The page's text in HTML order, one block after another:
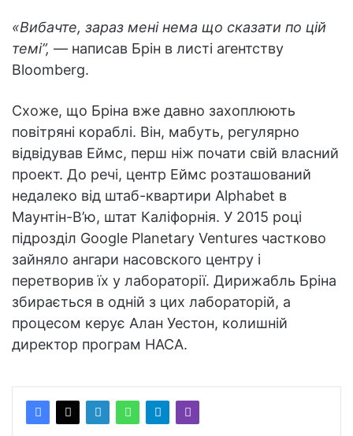
«Вибачте, зараз мені нема що сказати по цій
темі”, — написав Брін в листі агентству
Bloomberg.
Схоже, що Бріна вже давно захоплюють
повітряні кораблі. Він, мабуть, регулярно
відвідував Еймс, перш ніж почати свій власний
проект. До речі, центр Еймс розташований
недалеко від штаб-квартири Alphabet в
Маунтін-В’ю, штат Каліфорнія. У 2015 році
підрозділ Google Planetary Ventures частково
зайняло ангари насовского центру і
перетворив їх у лабораторії. Дирижабль Бріна
збирається в одній з цих лабораторій, а
процесом керує Алан Уестон, колишній
директор програм НАСА.